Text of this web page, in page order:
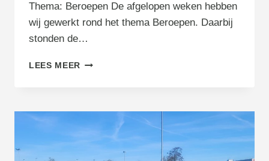
Thema: Beroepen De afgelopen weken hebben
wij gewerkt rond het thema Beroepen. Daarbij
stonden de…
LEES MEER G
P
1